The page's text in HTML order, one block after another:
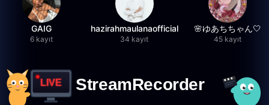
GAIG
6 kayıt
hazirahmaulanaofficial
34 kayıt
🌸ゆあちちゃん🤍
45 kayıt